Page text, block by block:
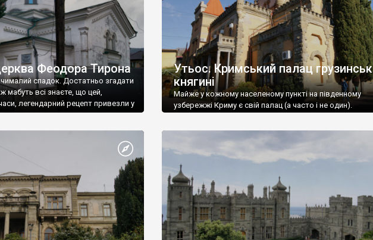
Феодора Тирона
спадок. Достатньо згадати
мабуть всі знаєте, що цей,
легендарний рецепт привезли у
Утьос. Кримський палац
княгині
Майже у кожному населеному пункті на південному
узбережжі Криму є свій палац (а часто і не один).